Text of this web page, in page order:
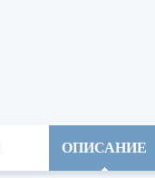
ОПИСАНИЕ